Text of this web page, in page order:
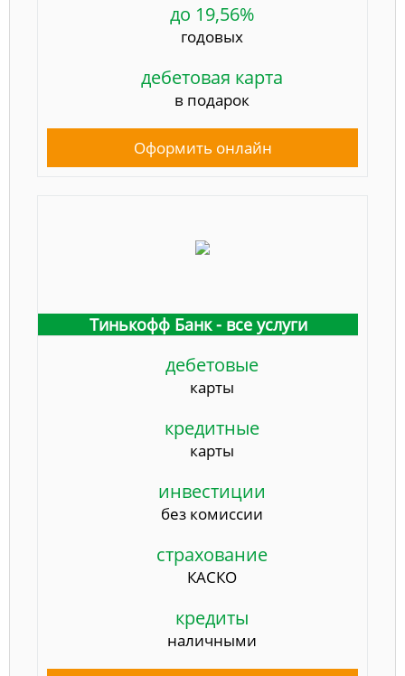
до 19,56%
годовых
дебетовая карта
в подарок
Оформить онлайн
Тинькофф Банк - все услуги
дебетовые
карты
кредитные
карты
инвестиции
без комиссии
страхование
КАСКО
кредиты
наличными